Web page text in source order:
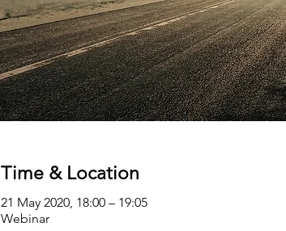
Time & Location
21 May 2020, 18:00 – 19:05
Webinar